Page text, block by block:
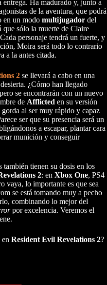
Ha madurado y, junto a
de la aventura, que podrá
en un modo multijugador del
que sólo la muerte de Claire
personaje tendrá un fuerte, y
Moira será todo lo contrario
a la antes citada.
2 se llevará a cabo en una
¿Cómo han llegado
se encontrarán con un nuevo
de Afflicted en su versión
al ser muy rápido y capaz
ser que su presencia será un
a escapar, plantar cara
munición y conseguir
también tienen su dosis en los
2: en Xbox One, PS4
vaya, lo importante es que sea
se está tomando muy a pecho
combinando lo mejor del
por excelencia. Veremos el
Resident Evil Revelations 2?